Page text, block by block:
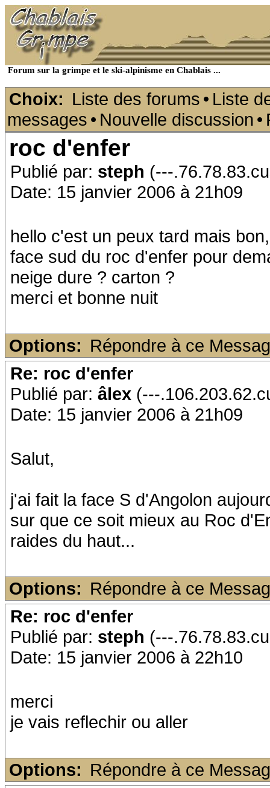
Forum sur la grimpe et le ski-alpinisme en Chablais ...
Choix: Liste des forums • Liste
messages • Nouvelle discussion •
roc d'enfer
Publié par: steph (---
Date: 15 janvier 2006 à 21h09
hello c'est un peux tard mais
face sud du roc d'enfer pour
neige dure ? carton ?
merci et bonne nuit
Options: Répondre à ce
Re: roc d'enfer
Publié par: âlex (---
Date: 15 janvier 2006 à 21h09
Salut,
j'ai fait la face S d'Angolon
sur que ce soit mieux au Roc
raides du haut...
Options: Répondre à ce
Re: roc d'enfer
Publié par: steph (---
Date: 15 janvier 2006 à 22h10
merci
je vais reflechir ou aller
Options: Répondre à ce